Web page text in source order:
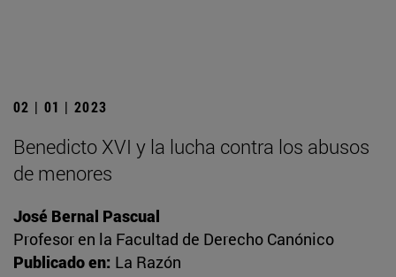
02 | 01 | 2023
Benedicto XVI y la lucha contra los abusos
de menores
José Bernal Pascual
Profesor en la Facultad de Derecho Canónico
Publicado en: La Razón